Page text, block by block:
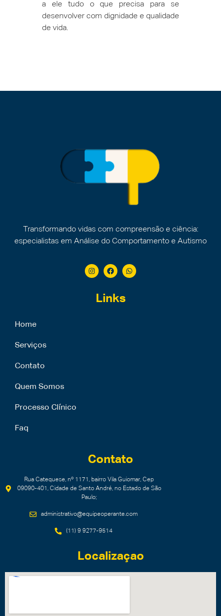
a ele tudo o que precisa para se
desenvolver com dignidade e qualidade
de vida.
Transformando vidas com compreensão e ciência:
especialistas em Análise do Comportamento e Autismo
Links
Home
Serviços
Contato
Quem Somos
Processo Clínico
Faq
Contato
Rua Catequese, nº 1171, bairro Vila Guiomar, Cep
09090-401, Cidade de Santo André, no Estado de São
Paulo;
administrativo@equipeoperante.com
(11) 9 9277-9514
Localizaçao